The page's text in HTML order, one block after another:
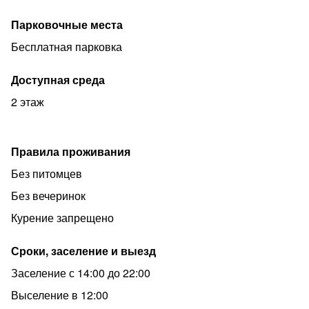
Парковочные места
Бесплатная парковка
Доступная среда
2 этаж
Правила проживания
Без питомцев
Без вечеринок
Курение запрещено
Сроки, заселение и выезд
Заселение с 14:00 до 22:00
Выселение в 12:00